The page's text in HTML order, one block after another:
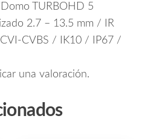
TURBOHD 5
2.7 – 13.5 mm / IR
CVBS / IK10 / IP67 /
una valoración.